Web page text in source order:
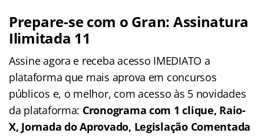
Prepare-se com o Gran: Assinatura
Ilimitada 11
Assine agora e receba acesso IMEDIATO a
plataforma que mais aprova em concursos
públicos e, o melhor, com acesso às 5 novidades
da plataforma: Cronograma com 1 clique, Raio-
X, Jornada do Aprovado, Legislação Comentada